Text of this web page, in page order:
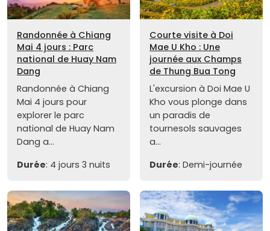
Randonnée à Chiang
Mai 4 jours : Parc
national de Huay Nam
Dang
Randonnée à Chiang
Mai 4 jours pour
explorer le parc
national de Huay Nam
Dang a...
Durée: 4 jours 3 nuits
Courte visite à Doi
Mae U Kho : Une
journée aux Champs
de Thung Bua Tong
L'excursion à Doi Mae U
Kho vous plonge dans
un paradis de
tournesols sauvages
a...
Durée: Demi-journée